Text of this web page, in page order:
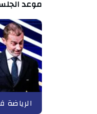
موعد
الرياضة